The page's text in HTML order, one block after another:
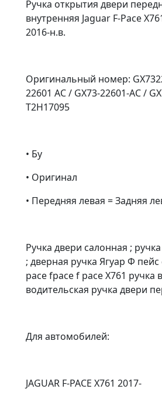
Ручка открытия двери
внутренняя Jaguar F-Pace
2016-н.в.
Оригинальный номер:
22601 AC / GX73-22601-AC /
T2H17095
• Бу
• Оригинал
• Передняя левая = Задняя
Ручка двери салонная ;
; дверная ручка Ягуар Ф
pace fpace f pace Х761 ручка
водительская ручка двери
Для автомобилей:
JAGUAR F-PACE X761 2017-